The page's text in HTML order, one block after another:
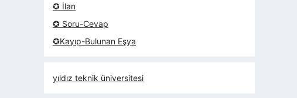
✪ İlan
✪ Soru-Cevap
✪Kayıp-Bulunan Eşya
yıldız teknik üniversitesi